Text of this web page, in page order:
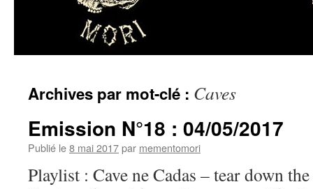
au
contenu
Archives par mot-clé : Caves
Emission N°18 : 04/05/2017
Publié le8 mai 2017par mementomori
Playlist : Cave ne Cadas – tear down